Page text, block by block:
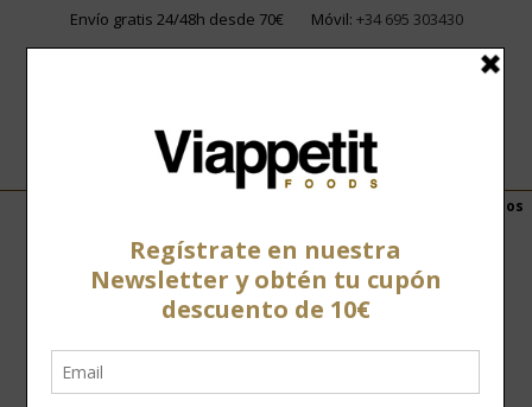
Envío gratis 24/48h desde 70€ Móvil: +34 695 303430
Berberechos